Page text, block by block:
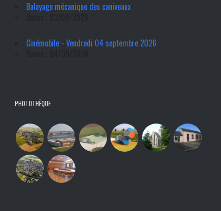
Balayage mécanique des caniveaux
Cinémobile - Vendredi 04 septembre 2026
PHOTOTHÈQUE